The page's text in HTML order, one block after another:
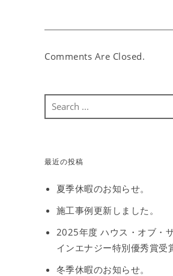
Comments Are Closed.
最近の投稿
夏季休暇のお知らせ。
施工事例更新しました。
2025年度 ハウス・オブ・
インエナジー特別優秀賞受
冬季休暇のお知らせ。